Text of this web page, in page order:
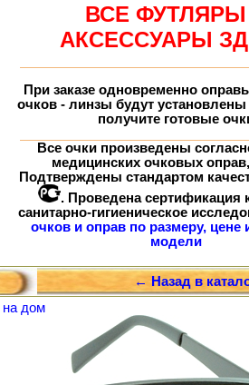
ВСЕ
АКСЕССУАРЫ
При заказе одновременно
очков - линзы будут
получите готовые
Все очки произведены
медицинских очковых
Подтверждены стандартом
. Проведена сертификация
санитарно-гигиеническое
очков и оправ по размеру, цене
модели
← Назад в
на дом